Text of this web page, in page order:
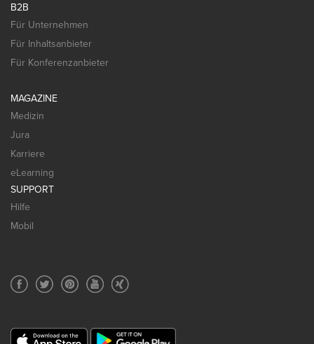
B2B
Für Unternehmen
Für Inhaltsanbieter
Für Konferenzanbieter
MAGAZINE
Medizin
Jura
Karriere
eLearning
SUPPORT
Hilfe
Mobil